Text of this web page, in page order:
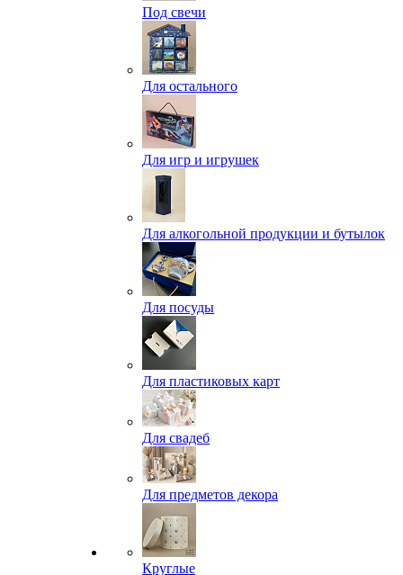
Под свечи
Для остального
Для игр и игрушек
Для алкогольной продукции и бутылок
Для посуды
Для пластиковых карт
Для свадеб
Для предметов декора
Круглые